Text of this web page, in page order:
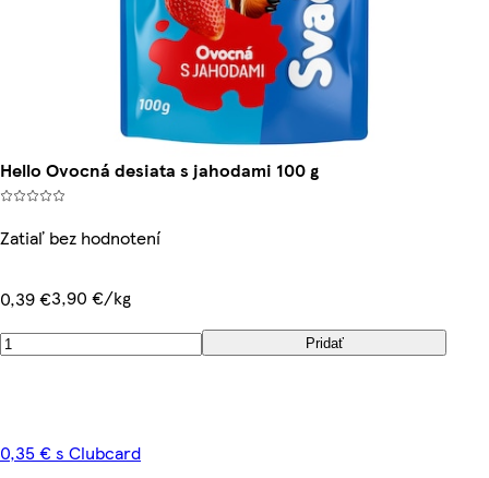
Hello Ovocná desiata s jahodami 100 g
Zatiaľ bez hodnotení
0,39 €3,90 €/kg
Pridať
0,35 € s Clubcard